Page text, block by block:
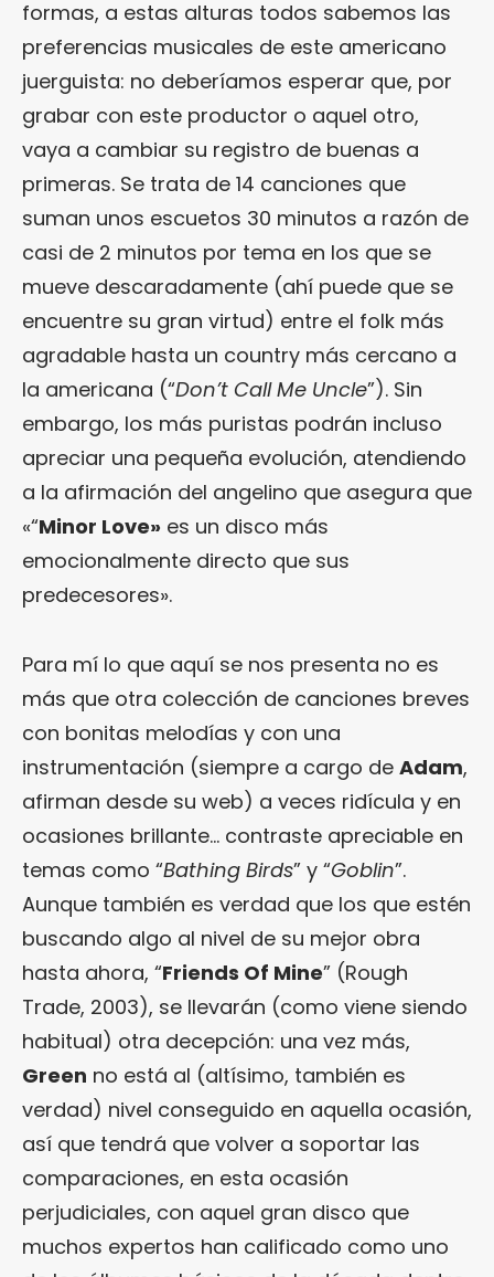
formas, a estas alturas todos sabemos las
preferencias musicales de este americano
juerguista: no deberíamos esperar que, por
grabar con este productor o aquel otro,
vaya a cambiar su registro de buenas a
primeras. Se trata de 14 canciones que
suman unos escuetos 30 minutos a razón de
casi de 2 minutos por tema en los que se
mueve descaradamente (ahí puede que se
encuentre su gran virtud) entre el folk más
agradable hasta un country más cercano a
la americana (“Don’t Call Me Uncle”). Sin
embargo, los más puristas podrán incluso
apreciar una pequeña evolución, atendiendo
a la afirmación del angelino que asegura que
«“Minor Love» es un disco más
emocionalmente directo que sus
predecesores».
Para mí lo que aquí se nos presenta no es
más que otra colección de canciones breves
con bonitas melodías y con una
instrumentación (siempre a cargo de Adam,
afirman desde su web) a veces ridícula y en
ocasiones brillante… contraste apreciable en
temas como “Bathing Birds” y “Goblin”.
Aunque también es verdad que los que estén
buscando algo al nivel de su mejor obra
hasta ahora, “Friends Of Mine” (Rough
Trade, 2003), se llevarán (como viene siendo
habitual) otra decepción: una vez más,
Green no está al (altísimo, también es
verdad) nivel conseguido en aquella ocasión,
así que tendrá que volver a soportar las
comparaciones, en esta ocasión
perjudiciales, con aquel gran disco que
muchos expertos han calificado como uno